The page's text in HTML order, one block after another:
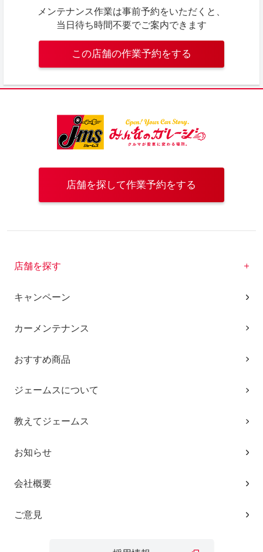
メンテナンス作業は事前予約をいただくと、
当日待ち時間不要でご案内できます
この店舗の作業予約をする
店舗を探して作業予約をする
店舗を探す
キャンペーン
カーメンテナンス
おすすめ商品
ジェームスについて
教えてジェームス
お知らせ
会社概要
ご意見